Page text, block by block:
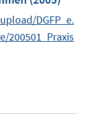
DGFP_e.
200501_Praxis